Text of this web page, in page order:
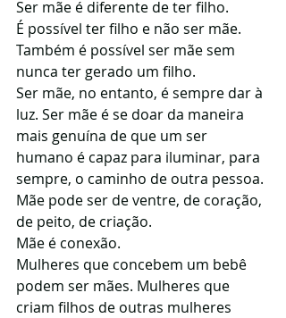
Ser mãe é diferente de ter filho.
É possível ter filho e não ser mãe.
Também é possível ser mãe sem
nunca ter gerado um filho.
Ser mãe, no entanto, é sempre dar à
luz. Ser mãe é se doar da maneira
mais genuína de que um ser
humano é capaz para iluminar, para
sempre, o caminho de outra pessoa.
Mãe pode ser de ventre, de coração,
de peito, de criação.
Mãe é conexão.
Mulheres que concebem um bebê
podem ser mães. Mulheres que
criam filhos de outras mulheres